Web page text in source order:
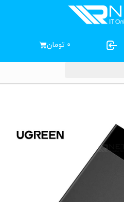
۰ تومان